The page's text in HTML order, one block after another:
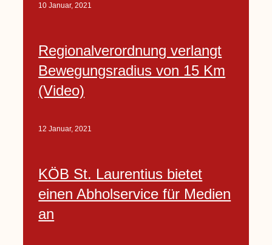
10 Januar, 2021
Regionalverordnung verlangt
Bewegungsradius von 15 Km
(Video)
12 Januar, 2021
KÖB St. Laurentius bietet
einen Abholservice für Medien
an